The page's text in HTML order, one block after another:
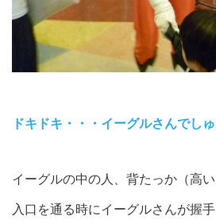
ドキドキ・・・イーグルさんでしゅ
イーグルの中の人、背たっか（高い
入口を通る時にイーグルさんが握手